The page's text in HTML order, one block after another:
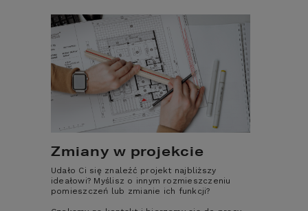
Zmiany w projekcie
Udało Ci się znaleźć projekt najbliższy
ideałowi? Myślisz o innym rozmieszczeniu
pomieszczeń lub zmianie ich funkcji?
GOTOWE
ROZWIĄZANIA NA
„JUŻ”
Kiedy sezon grzewczy jest w pełni możemy
zastosować kilka tymczasowych rozwiązań,
które pozwolą ograniczyć koszty
ogrzewania. Warto zmienić przyzwyczajenia,
które zimą uszczuplają domowy budżet
czterem kątom.